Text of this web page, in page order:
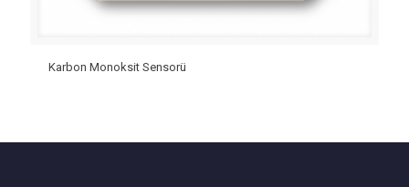
Karbon Monoksit Sensorü